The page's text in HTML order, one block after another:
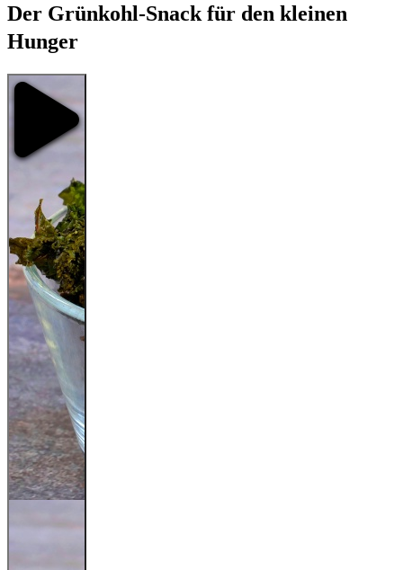
Der Grünkohl-Snack für den kleinen
Hunger